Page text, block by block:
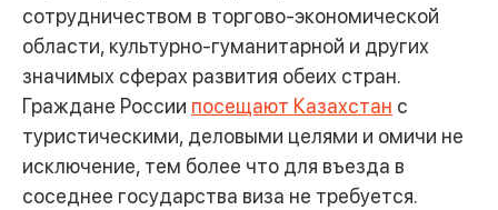
сотрудничеством в торгово-экономической
области, культурно-гуманитарной и других
значимых сферах развития обеих стран.
Граждане России посещают Казахстан с
туристическими, деловыми целями и омичи не
исключение, тем более что для въезда в
соседнее государства виза не требуется.